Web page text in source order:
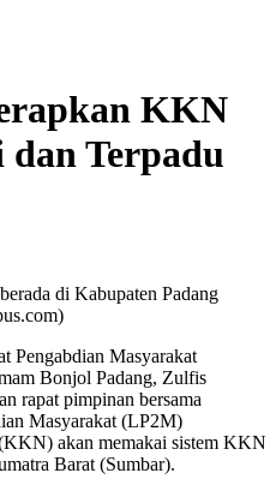
KKN
dan Terpadu
di Kabupaten Padang
Pengabdian Masyarakat
Bonjol Padang, Zulfis
rapat pimpinan bersama
Masyarakat (LP2M)
akan memakai sistem KKN
Barat (Sumbar).